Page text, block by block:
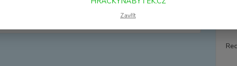
Zavřít